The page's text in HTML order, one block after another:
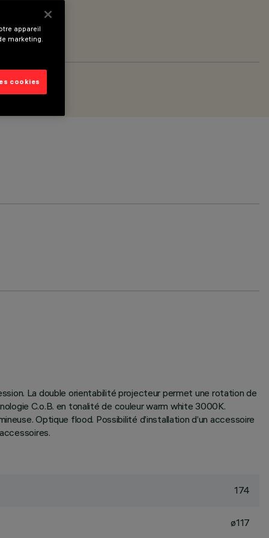
La double orientabilité projecteur permet une rotation de
C.o.B. en tonalité de couleur warm white 3000K.
Optique flood. Possibilité d’installation d’un accessoire
174
ø117
appareil
marketing.
cookies